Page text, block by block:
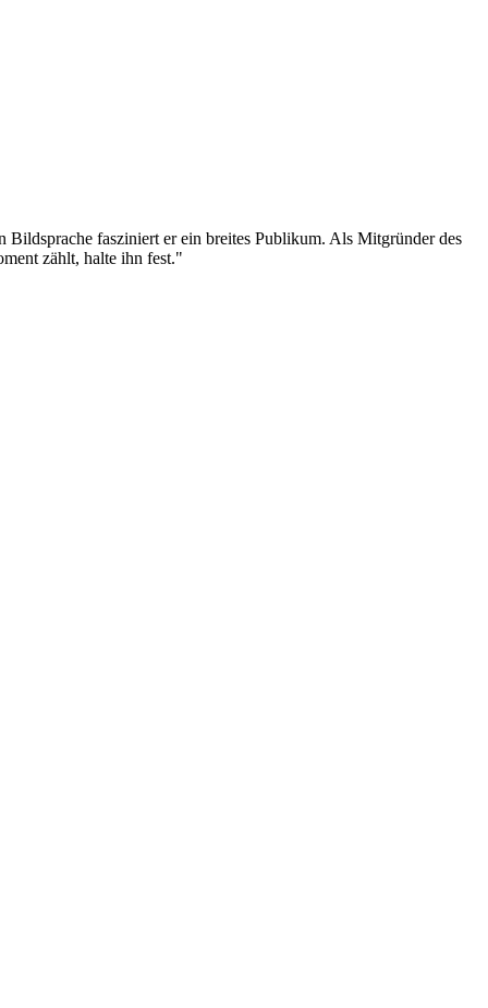
fasziniert er ein breites Publikum. Als Mitgründer des
zählt, halte ihn fest."